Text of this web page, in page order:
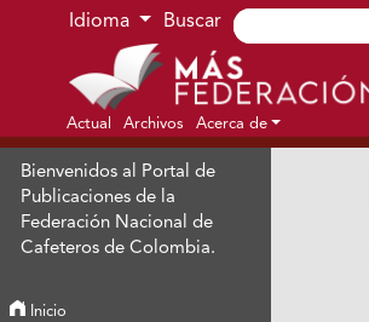
Ir al menú de navegación principal
Ir al contenido principal
Ir al pie de página del sitio
Idioma Buscar
Actual Archivos Acerca de
Bienvenidos al Portal de
Publicaciones de la
Federación Nacional de
Cafeteros de Colombia.
Inicio